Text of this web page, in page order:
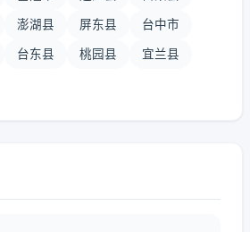
澎湖县 屏东县 台中市
台东县 桃园县 宜兰县